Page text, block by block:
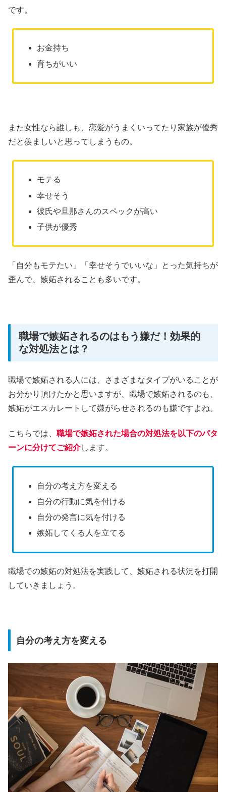
です。
お金持ち
育ちがいい
また女性なら誰しも、恋愛がうまくいってたり家族が優秀
だと羨ましいと思ってしまうもの。
モテる
幸せそう
彼氏や旦那さんのスペックが高い
子供が優秀
「自分もモテたい」「幸せそうでいいな」とった気持ちが
歪んで、嫉妬されることも多いです。
職場で嫉妬されるのはもう嫌だ！効果的
な対処法とは？
職場で嫉妬される人には、さまざまなタイプがいることが
お分かり頂けたかと思いますが、職場で嫉妬されるのも、
嫉妬がエスカレートして嫌がらせされるのも嫌ですよね。
こちらでは、 職場で嫉妬された場合の対処法を以下のパタ
ーンに分けてご紹介します。
自分の考え方を変える
自分の行動に気を付ける
自分の発言に気を付ける
嫉妬してくる人を立てる
職場での嫉妬の対処法を実践して、嫉妬される状況を打開
していきましょう。
自分の考え方を変える